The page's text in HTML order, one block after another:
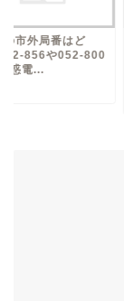
巻きを切ってしまっ
半分に切って食べて
いの？子供の場合